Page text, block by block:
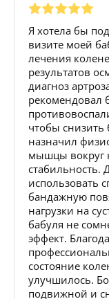
Я хотела бы
визите моей
лечения
результатов
диагноз
рекомендовал
чтобы снизить
назначил
мышцы вокруг
стабильность.
использовать
бандажную
нагрузки на
бабуля не
эффект.
состояние
улучшилось.
подвижной и